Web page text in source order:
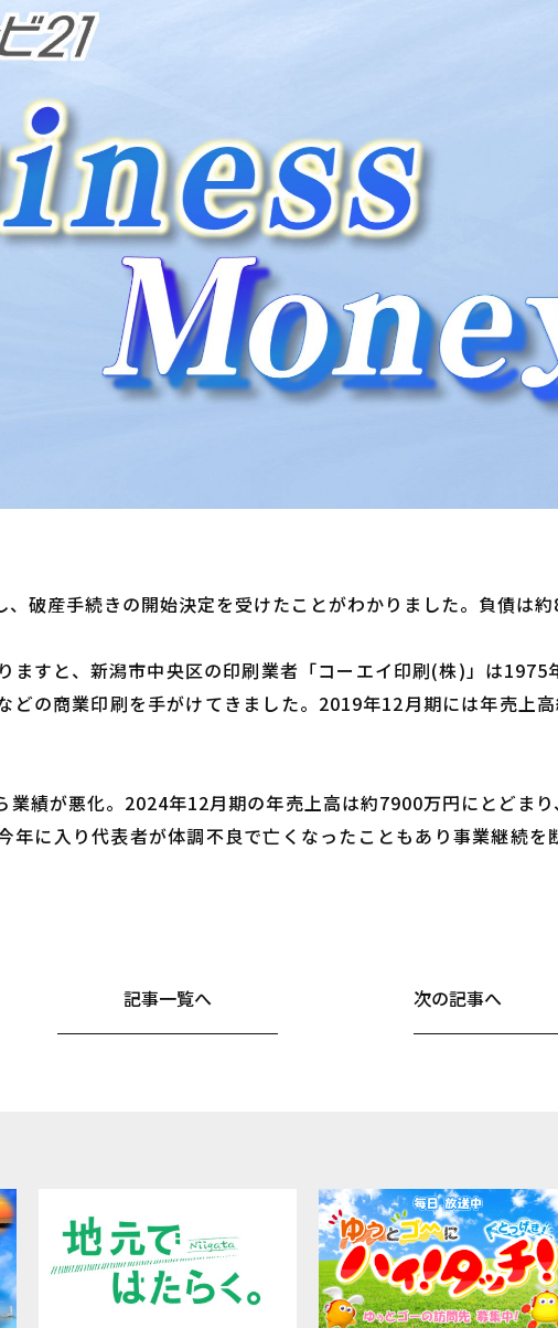
破産手続きの開始決定を受けたことがわかりました。負債は約
ますと、新潟市中央区の印刷業者「コーエイ印刷(株)」は1975
どの商業印刷を手がけてきました。2019年12月期には年売上
業績が悪化。2024年12月期の年売上高は約7900万円にとどま
年に入り代表者が体調不良で亡くなったこともあり事業継続を
記事一覧へ 次の記事へ